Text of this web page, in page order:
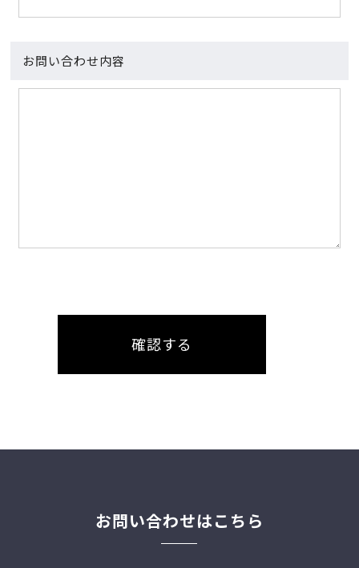
お問い合わせ内容
お問い合わせはこちら